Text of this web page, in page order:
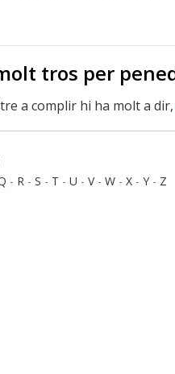
tros per
a complir hi ha molt a dir,
- R - S - T - U - V- W - X - Y - Z